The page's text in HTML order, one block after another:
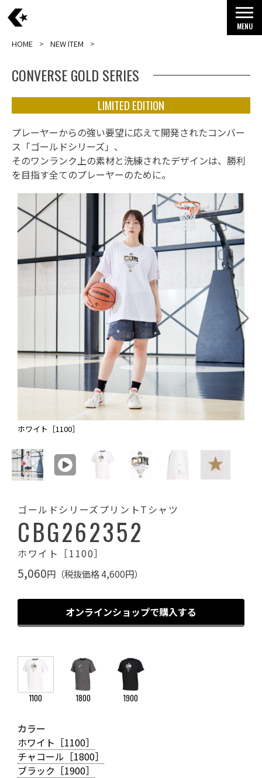
MENU
HOME NEW ITEM
CONVERSE GOLD SERIES
LIMITED EDITION
プレーヤーからの強い要望に応えて開発されたコンバー
ス「ゴールドシリーズ」、
そのワンランク上の素材と洗練されたデザインは、勝利
を目指す全てのプレーヤーのために。
ホワイト［1100］
ゴールドシリーズプリントTシャツ
CBG262352
ホワイト［1100］
5,060円（税抜価格 4,600円）
オンラインショップで購入する
1100 1800 1900
カラー
ホワイト［1100］
チャコール［1800］
ブラック［1900］